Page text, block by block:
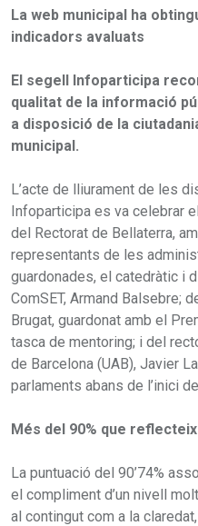
La web municipal ha
indicadors avaluats
El segell Infoparticipa
qualitat de la informació
a disposició de la
municipal.
L’acte de lliurament de les
Infoparticipa es va celebrar
del Rectorat de Bellaterra,
representants de les
guardonades, el catedràtic i
ComSET, Armand Balsebre;
Brugat, guardonat amb el
tasca de mentoring; i del
de Barcelona (UAB), Javier
parlaments abans de l’inici
Més del 90% que
La puntuació del 90’74%
el compliment d’un nivell
al contingut com a la